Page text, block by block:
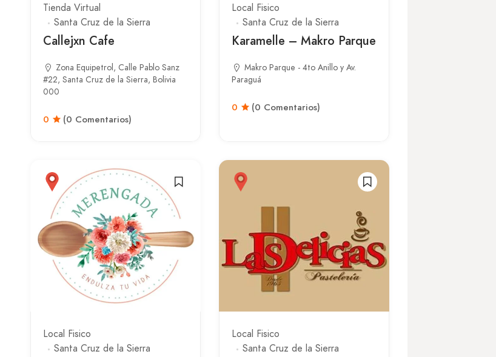
Tienda Virtual
Santa Cruz de la Sierra
Callejxn Cafe
Zona Equipetrol, Calle Pablo Sanz
#22, Santa Cruz de la Sierra, Bolivia
000
0 (0 Comentarios)
Local Fisico
Santa Cruz de la Sierra
Karamelle – Makro Parque
Makro Parque - 4to Anillo y Av.
Paraguá
0 (0 Comentarios)
Local Fisico
Santa Cruz de la Sierra
Local Fisico
Santa Cruz de la Sierra